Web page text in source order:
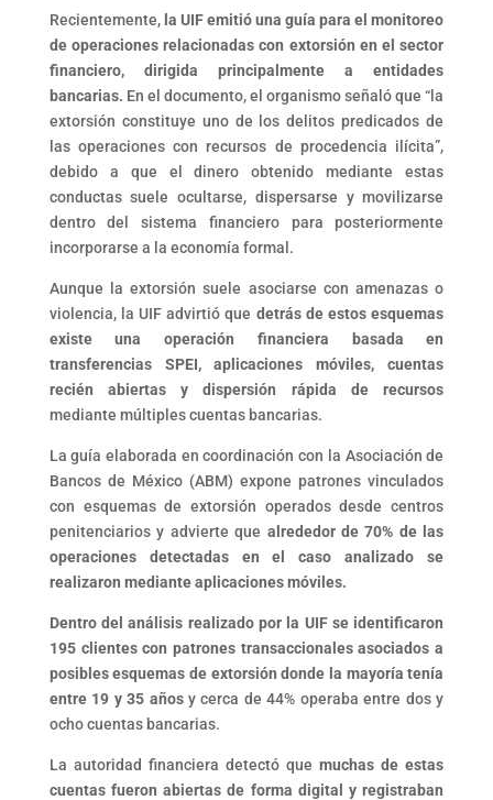
Recientemente, la UIF emitió una guía para el monitoreo
de operaciones relacionadas con extorsión en el sector
financiero, dirigida principalmente a entidades
bancarias. En el documento, el organismo señaló que “la
extorsión constituye uno de los delitos predicados de
las operaciones con recursos de procedencia ilícita”,
debido a que el dinero obtenido mediante estas
conductas suele ocultarse, dispersarse y movilizarse
dentro del sistema financiero para posteriormente
incorporarse a la economía formal.
Aunque la extorsión suele asociarse con amenazas o
violencia, la UIF advirtió que detrás de estos esquemas
existe una operación financiera basada en
transferencias SPEI, aplicaciones móviles, cuentas
recién abiertas y dispersión rápida de recursos
mediante múltiples cuentas bancarias.
La guía elaborada en coordinación con la Asociación de
Bancos de México (ABM) expone patrones vinculados
con esquemas de extorsión operados desde centros
penitenciarios y advierte que alrededor de 70% de las
operaciones detectadas en el caso analizado se
realizaron mediante aplicaciones móviles.
Dentro del análisis realizado por la UIF se identificaron
195 clientes con patrones transaccionales asociados a
posibles esquemas de extorsión donde la mayoría tenía
entre 19 y 35 añosy cerca de 44% operaba entre dos y
ocho cuentas bancarias.
La autoridad financiera detectó quemuchas de estas
cuentas fueron abiertas de forma digital y registraban